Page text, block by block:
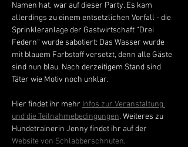
Namen hat, war auf dieser Party. Es kam
allerdings zu einem entsetzlichen Vorfall - die
Sprinkleranlage der Gastwirtschaft “Drei
Federn“ wurde sabotiert: Das Wasser wurde
mit blauem Farbstoff versetzt, denn alle Gäste
sind nun blau. Nach derzeitigem Stand sind
Täter wie Motiv noch unklar.
Hier findet ihr mehr Infos zur Veranstaltung
und die Teilnahmebedingungen. Weiteres zu
Hundetrainerin Jenny findet ihr auf der
Website von Schlabberschnuten.